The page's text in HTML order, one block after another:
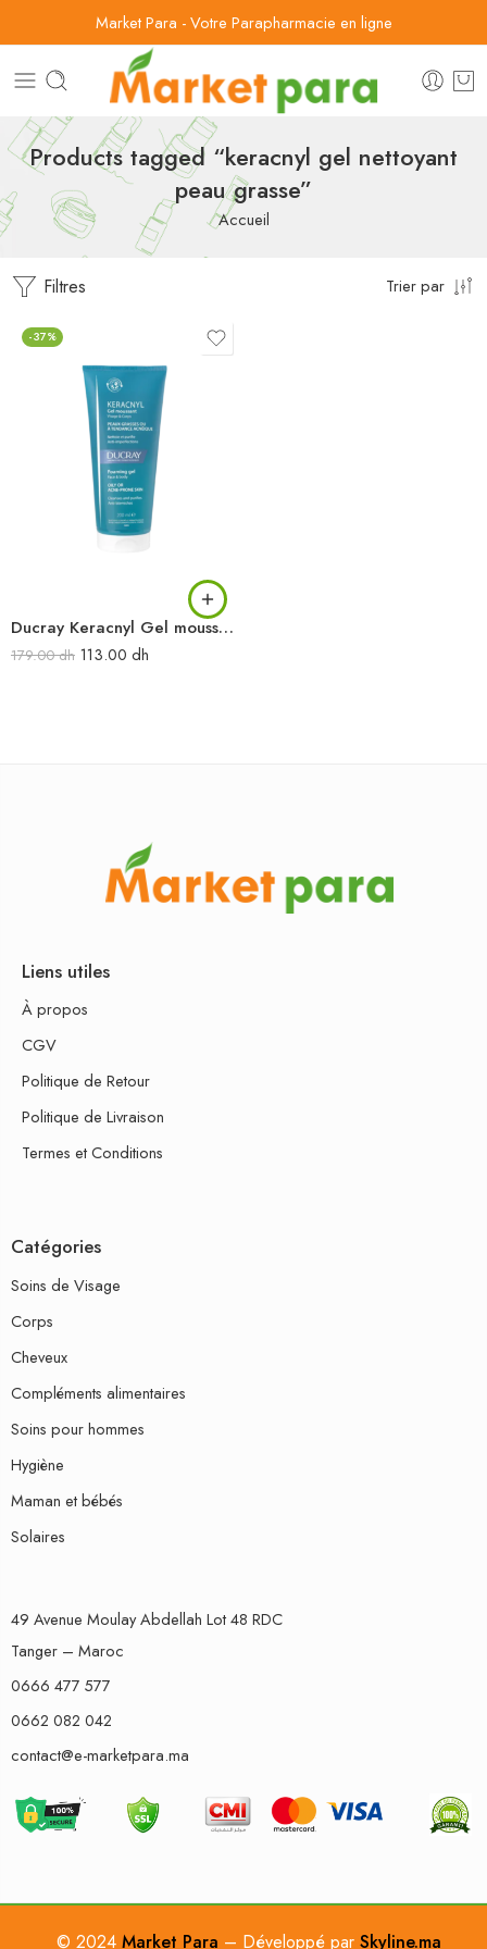
Market Para - Votre Parapharmacie en ligne
Products tagged “keracnyl gel nettoyant
peau grasse”
Accueil
Filtres Trier par
-37%
Ducray Keracnyl Gel moussant 200 ml
179.00dh 113.00 dh
Liens utiles
À propos
CGV
Politique de Retour
Politique de Livraison
Termes et Conditions
Catégories
Soins de Visage
Corps
Cheveux
Compléments alimentaires
Soins pour hommes
Hygiène
Maman et bébés
Solaires
49 Avenue Moulay Abdellah Lot 48 RDC
Tanger – Maroc
0666 477 577
0662 082 042
contact@e-marketpara.ma
© 2024 Market Para – Développé par Skyline.ma